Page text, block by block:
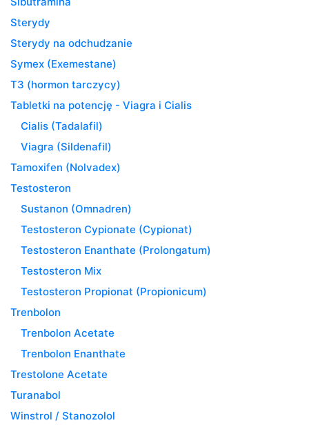
Sterydy
Sterydy na odchudzanie
Symex (Exemestane)
T3 (hormon tarczycy)
Tabletki na potencję - Viagra i Cialis
Cialis (Tadalafil)
Viagra (Sildenafil)
Tamoxifen (Nolvadex)
Testosteron
Sustanon (Omnadren)
Testosteron Cypionate (Cypionat)
Testosteron Enanthate (Prolongatum)
Testosteron Mix
Testosteron Propionat (Propionicum)
Trenbolon
Trenbolon Acetate
Trenbolon Enanthate
Trestolone Acetate
Turanabol
Winstrol / Stanozolol